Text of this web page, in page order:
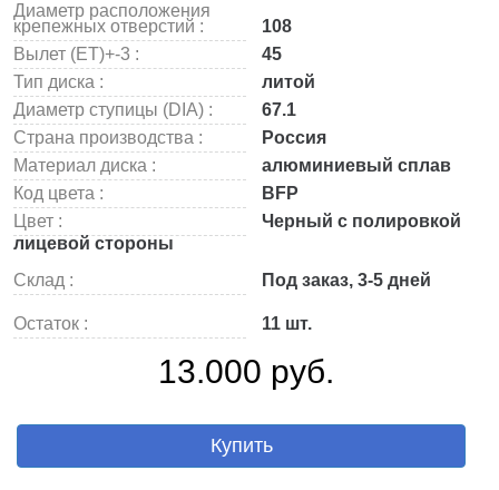
Диаметр расположения
крепежных отверстий :
108
Вылет (ET)+-3 :
45
Тип диска :
литой
Диаметр ступицы (DIA) :
67.1
Страна производства :
Россия
Материал диска :
алюминиевый сплав
Код цвета :
BFP
Цвет :
Черный с полировкой
лицевой стороны
Склад :
Под заказ, 3-5 дней
Остаток : 11 шт.
13.000 руб.
Купить